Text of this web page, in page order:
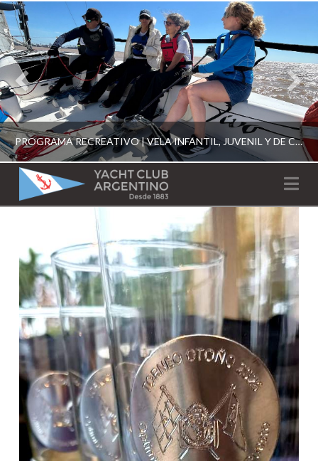
PROGRAMA RECREATIVO | VELA INFANTIL, JUVENIL Y DE CRUCERO 2026
ESCUELA RECREATIVA 2026
YACHT
CLUB
ARGENTINO